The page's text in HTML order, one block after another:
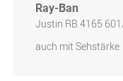
Ray-Ban
Justin RB 4165
auch mit Sehstärke